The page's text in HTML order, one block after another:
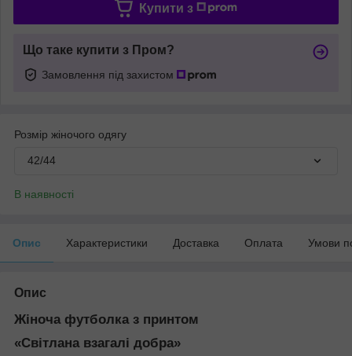
Купити з
Що таке купити з Пром?
Замовлення під захистом
Розмір жіночого одягу
42/44
В наявності
Опис Характеристики Доставка Оплата Умови
Опис
Жіноча футболка з принтом
«Світлана взагалі добра»